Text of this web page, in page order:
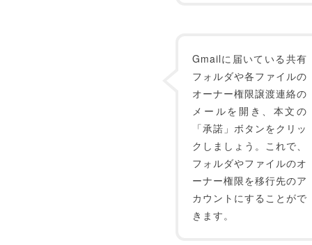
Gmailに届いている共有
フォルダや各ファイルの
オーナー権限譲渡連絡の
メールを開き、本文の
「承諾」ボタンをクリッ
クしましょう。これで、
フォルダやファイルのオ
ーナー権限を移行先のア
カウントにすることがで
きます。